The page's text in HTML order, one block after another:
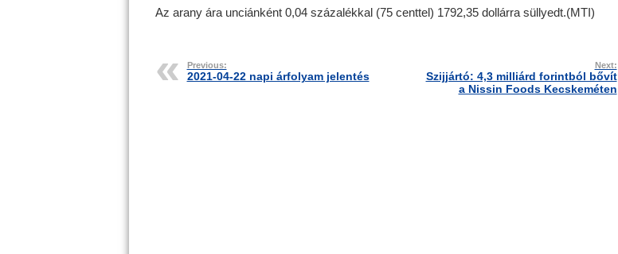
Az arany ára unciánként 0,04 százalékkal (75 centtel) 1792,35 dollárra süllyedt.(MTI)
Previous:
2021-04-22 napi árfolyam jelentés
Next:
Szijjártó: 4,3 milliárd forintból bővít
a Nissin Foods Kecskeméten